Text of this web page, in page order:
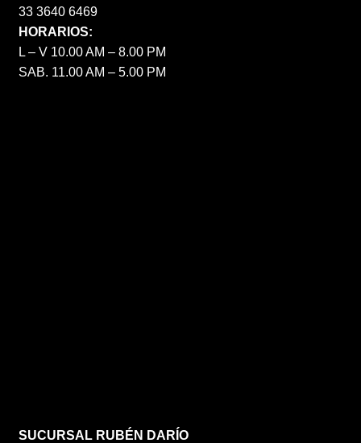
33 3640 6469
HORARIOS:
L – V 10.00 AM – 8.00 PM
SAB. 11.00 AM – 5.00 PM
SUCURSAL RUBÉN DARÍO